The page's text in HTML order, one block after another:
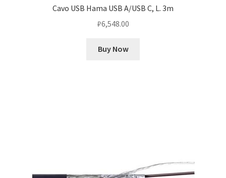
Cavo USB Hama USB A/USB C, L. 3m
₽6,548.00
Buy Now